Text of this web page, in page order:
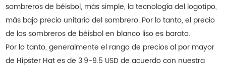
sombreros de béisbol, más simple, la tecnología del logotipo,
más bajo precio unitario del sombrero. Por lo tanto, el precio
de los sombreros de béisbol en blanco liso es barato.
Por lo tanto, generalmente el rango de precios al por mayor
de Hipster Hat es de 3.9-9.5 USD de acuerdo con nuestra